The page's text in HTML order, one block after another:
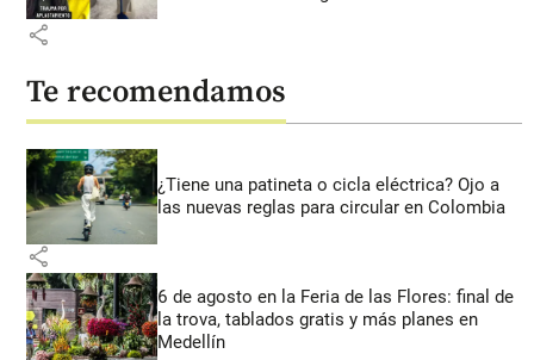
share
Te recomendamos
¿Tiene una patineta o cicla eléctrica? Ojo a
las nuevas reglas para circular en Colombia
share
6 de agosto en la Feria de las Flores: final de
la trova, tablados gratis y más planes en
Medellín